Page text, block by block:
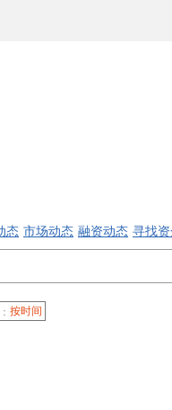
态 市场动态 融资动态 寻找资
按时间